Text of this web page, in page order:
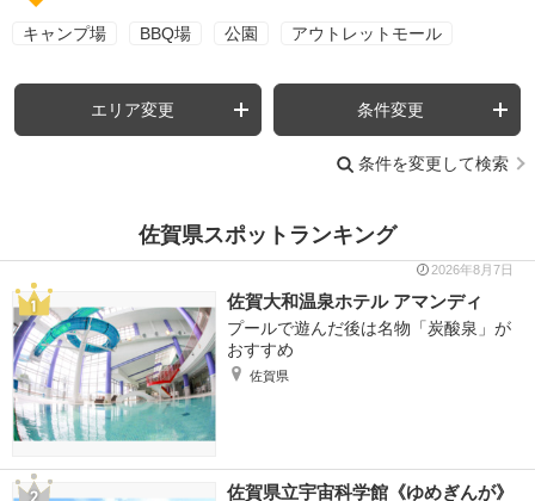
キャンプ場 BBQ場 公園 アウトレットモール
エリア変更 条件変更
条件を変更して検索
佐賀県スポットランキング
2026年8月7日
佐賀大和温泉ホテル アマンディ
プールで遊んだ後は名物「炭酸泉」が
おすすめ
佐賀県
佐賀県立宇宙科学館《ゆめぎんが》